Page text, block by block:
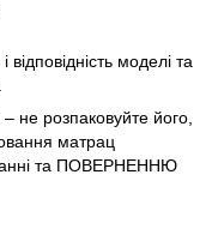
моделі та
не розпаковуйте його,
матрац
та ПОВЕРНЕННЮ